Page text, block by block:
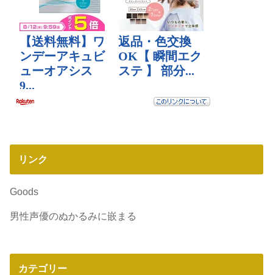
リンク
Goods
男性声優のぬかるみに嵌まる
カテゴリー